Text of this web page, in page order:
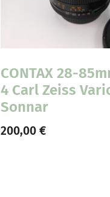
CONTAX 28-
4 Carl Zeiss
Sonnar
200,00 €